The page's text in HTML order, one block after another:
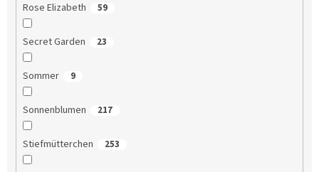
Rose Elizabeth 59
Secret Garden 23
Sommer 9
Sonnenblumen 217
Stiefmütterchen 253